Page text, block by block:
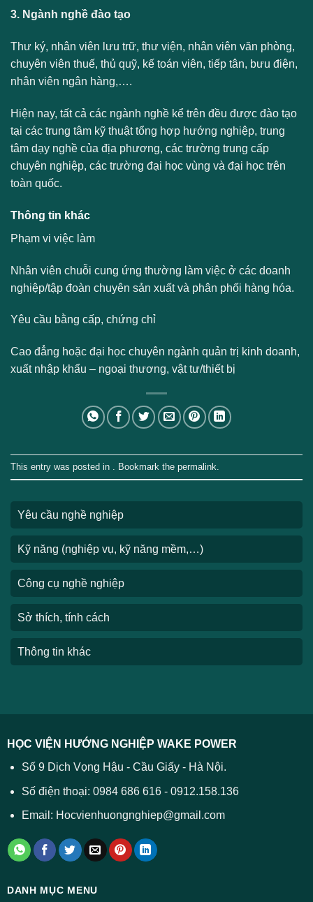
Yêu cầu nghề nghiệp
Kỹ năng (nghiệp vụ, kỹ năng mềm,…)
Công cụ nghề nghiệp
Sở thích, tính cách
Thông tin khác
3. Ngành nghề đào tạo
Thư ký, nhân viên lưu trữ, thư viện, nhân viên văn phòng,
chuyên viên thuế, thủ quỹ, kế toán viên, tiếp tân, bưu điện,
nhân viên ngân hàng,….
Hiện nay, tất cả các ngành nghề kể trên đều được đào tạo
tại các trung tâm kỹ thuật tổng hợp hướng nghiệp, trung
tâm dạy nghề của địa phương, các trường trung cấp
chuyên nghiệp, các trường đại học vùng và đại học trên
toàn quốc.
Thông tin khác
Phạm vi việc làm
Nhân viên chuỗi cung ứng thường làm việc ở các doanh
nghiệp/tập đoàn chuyên sản xuất và phân phối hàng hóa.
Yêu cầu bằng cấp, chứng chỉ
Cao đẳng hoặc đại học chuyên ngành quản trị kinh doanh,
xuất nhập khẩu – ngoại thương, vật tư/thiết bị
This entry was posted in . Bookmark the permalink
HỌC VIỆN HƯỚNG NGHIỆP WAKE POWER
Số 9 Dịch Vọng Hậu - Cầu Giấy - Hà Nội.
Số điện thoại: 0984 686 616 - 0912.158.136
Email: Hocvienhuongnghiep@gmail.com
DANH MỤC MENU